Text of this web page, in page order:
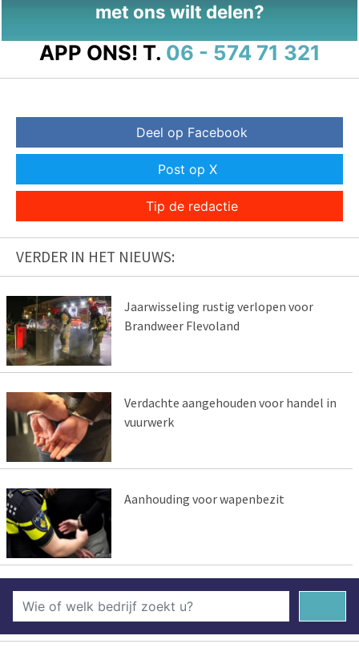
met ons wilt delen?
APP ONS! T. 06 - 574 71 321
Deel op Facebook
Post op X
Tip de redactie
VERDER IN HET NIEUWS:
Jaarwisseling rustig verlopen voor
Brandweer Flevoland
Verdachte aangehouden voor handel in
vuurwerk
Aanhouding voor wapenbezit